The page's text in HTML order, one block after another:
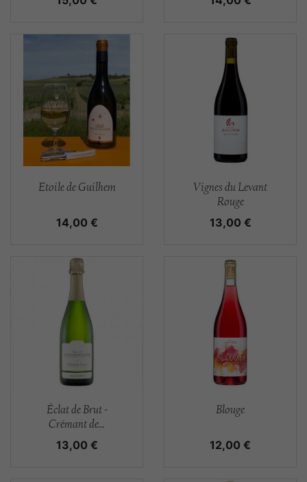
Aperçu rapide
Etoile de Guilhem
Prix
14,00 €
Aperçu rapide
Vignes du Levant
Rouge
Prix
13,00 €
Aperçu rapide
Éclat de Brut -
Crémant de...
Prix
13,00 €
Aperçu rapide
Blouge
Prix
12,00 €